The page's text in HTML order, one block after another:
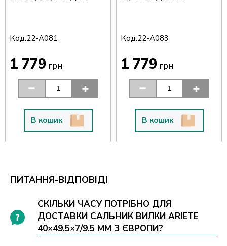
Код:22-A081
1 779 грн
В кошик
Код:22-A083
1 779 грн
В кошик
ПИТАННЯ-ВІДПОВІДІ
СКІЛЬКИ ЧАСУ ПОТРІБНО ДЛЯ
ДОСТАВКИ САЛЬНИК ВИЛКИ ARIETE
40×49,5×7/9,5 ММ З ЄВРОПИ?